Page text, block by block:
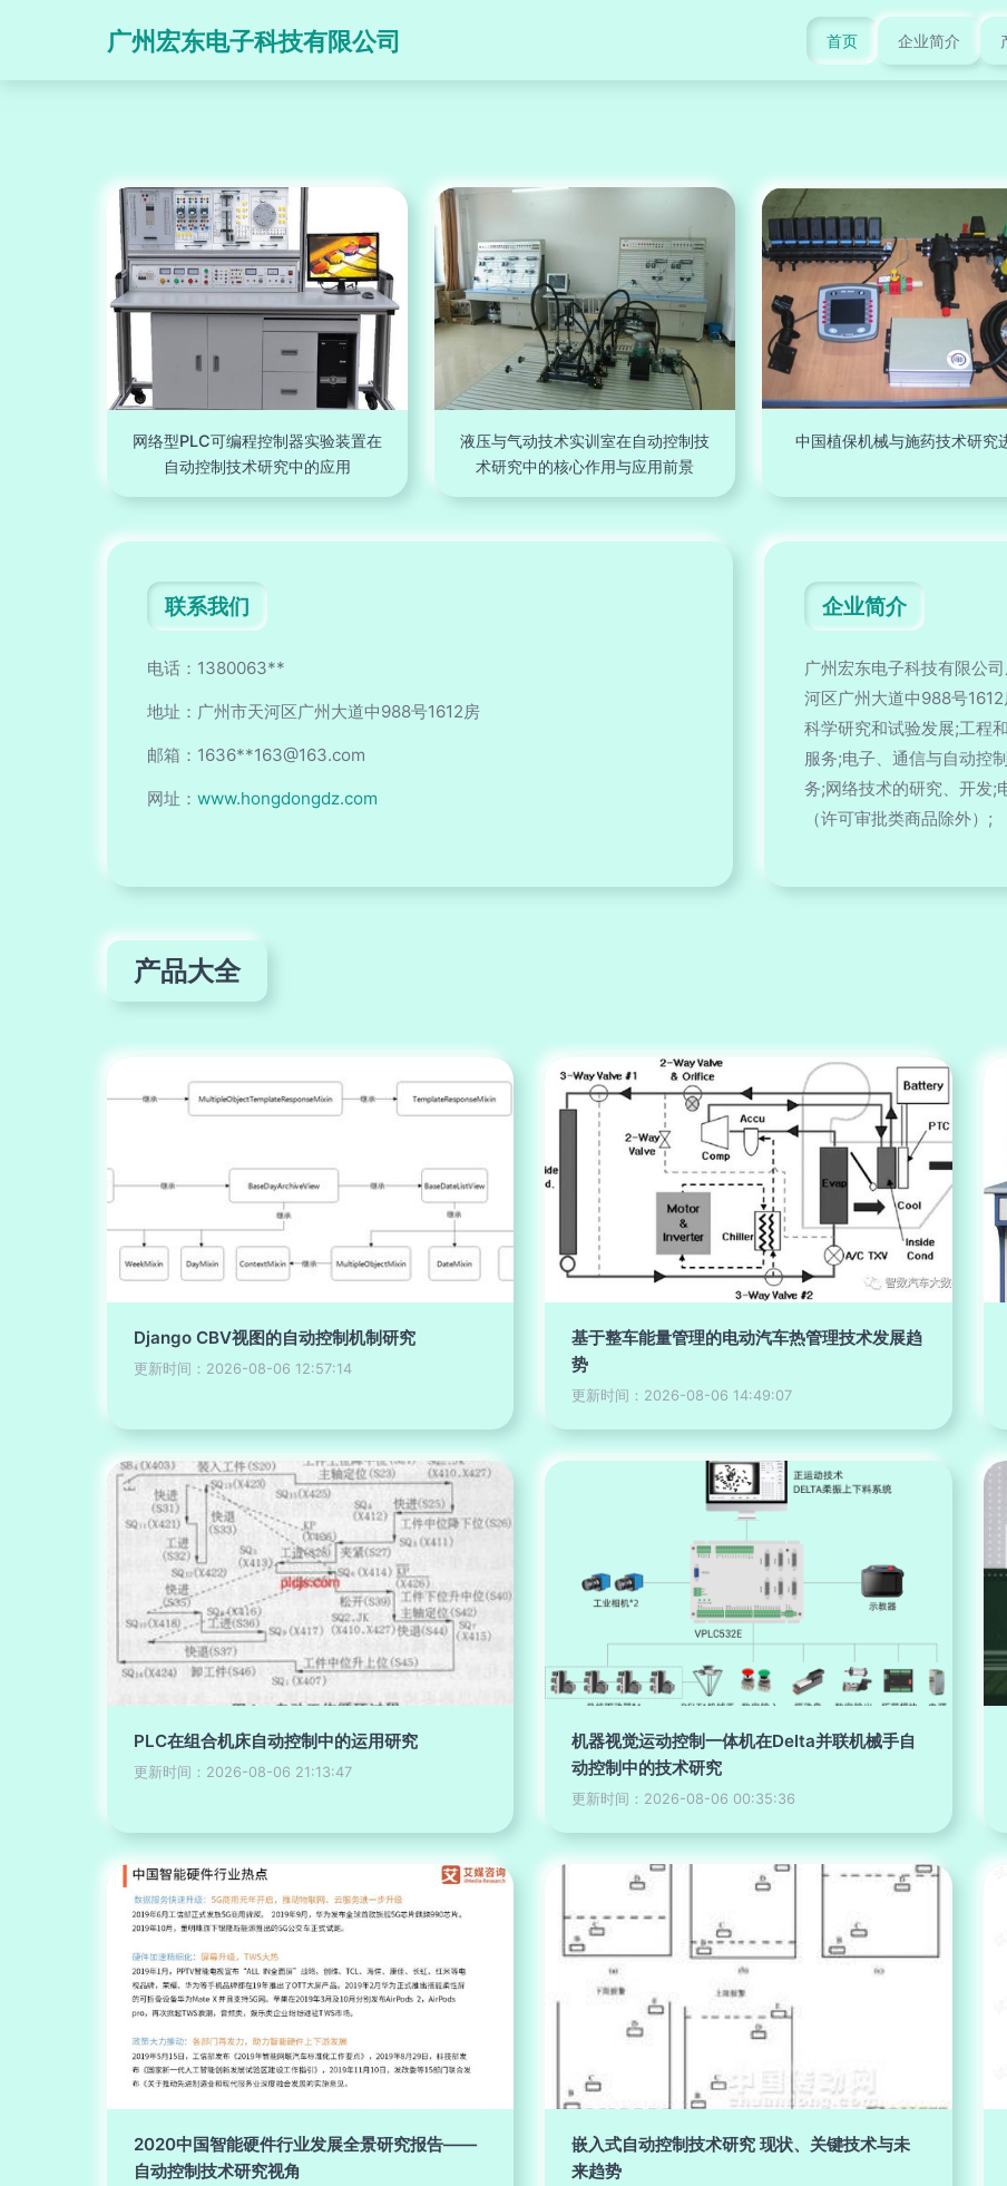
广州宏东电子科技有限公司 首页 企业简介
网络型PLC可编程控制器实验装置在
自动控制技术研究中的应用
液压与气动技术实训室在自动控制技
术研究中的核心作用与应用前景
中国植保机械与施药技术研究
联系我们
电话：1380063**
地址：广州市天河区广州大道中988号1612房
邮箱：1636**163@163.com
网址： www.hongdongdz.com
企业简介
广州宏东电子科技有限公
河区广州大道中988号
科学研究和试验发展;工程
服务;电子、通信与自动控
务;网络技术的研究、开发;
（许可审批类商品除外）;
产品大全
Django CBV视图的自动控制机制研究
更新时间：2026-08-06 12:57:14
基于整车能量管理的电动汽车热管理技术发展趋
势
更新时间：2026-08-06 14:49:07
PLC在组合机床自动控制中的运用研究
更新时间：2026-08-06 21:13:47
机器视觉运动控制一体机在Delta并联机械手自
动控制中的技术研究
更新时间：2026-08-06 00:35:36
2020中国智能硬件行业发展全景研究报告——
自动控制技术研究视角
嵌入式自动控制技术研究 现状、关键技术与未
来趋势